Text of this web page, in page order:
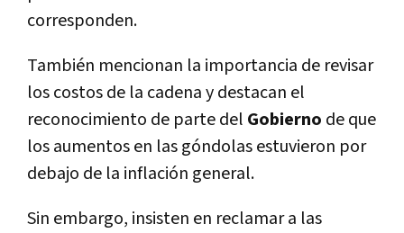
corresponden.
También mencionan la importancia de revisar
los costos de la cadena y destacan el
reconocimiento de parte del Gobierno de que
los aumentos en las góndolas estuvieron por
debajo de la inflación general.
Sin embargo, insisten en reclamar a las